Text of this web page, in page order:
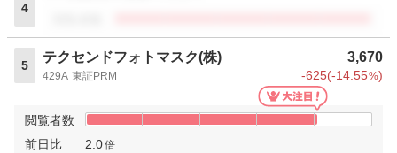
4
5
テクセンドフォトマスク(株) 3,670
429A 東証PRM -625(-14.55%)
閲覧者数
前日比
2.0倍